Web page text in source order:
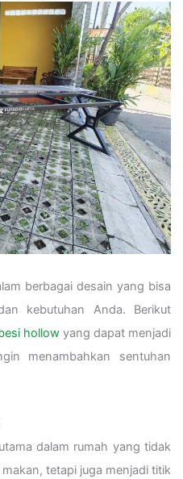
berbagai desain yang bisa
kebutuhan Anda. Berikut
hollowyang dapat menjadi
menambahkan sentuhan
dalam rumah yang tidak
tetapi juga menjadi titik